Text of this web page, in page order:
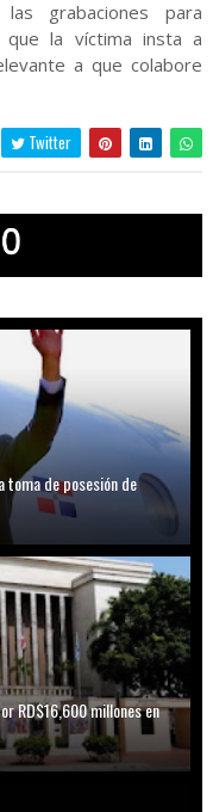
grabaciones para
que la víctima insta a
a que colabore
Twitter
toma de posesión de
RD$16,600 millones en